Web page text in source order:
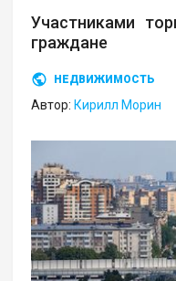
Участниками
граждане
НЕДВИЖИМОСТЬ
Автор: Кирилл Морин